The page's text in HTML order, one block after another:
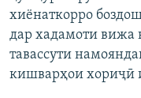
хиёнаткорро
дар хадамоти вижа
тавассути
кишварҳои хориҷӣ